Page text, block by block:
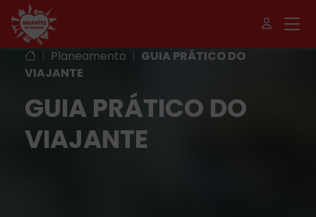
| Planeamento | GUIA PRÁTICO DO
VIAJANTE
GUIA PRÁTICO DO
VIAJANTE